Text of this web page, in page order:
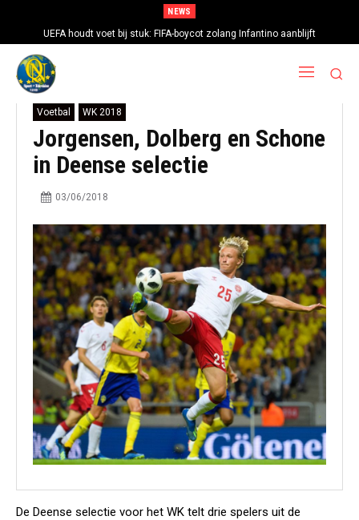
NEWS
UEFA houdt voet bij stuk: FIFA-boycot zolang Infantino aanblijft
Voetbal WK 2018
Jorgensen, Dolberg en Schone
in Deense selectie
03/06/2018
De Deense selectie voor het WK telt drie spelers uit de